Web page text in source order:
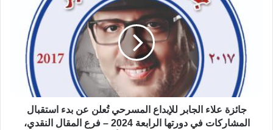
جائزة علاء الجابر للإبداع المسرحي تُعلن عن بدء استقبال
المشاركات في دورتها الرابعة 2024 – فرع المقال النقدي،